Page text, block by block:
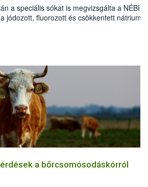
a speciális sókat is megvizsgálta a
jódozott, fluorozott és csökkentett nátrium-
elsősorban laboratóriumi és
alapján. A vizsgálat eredményeként
eljárás: 32 esetben
szabtak ki a szakemberek. Több
is ki kellett vonni.
a bőrcsomósodáskórról